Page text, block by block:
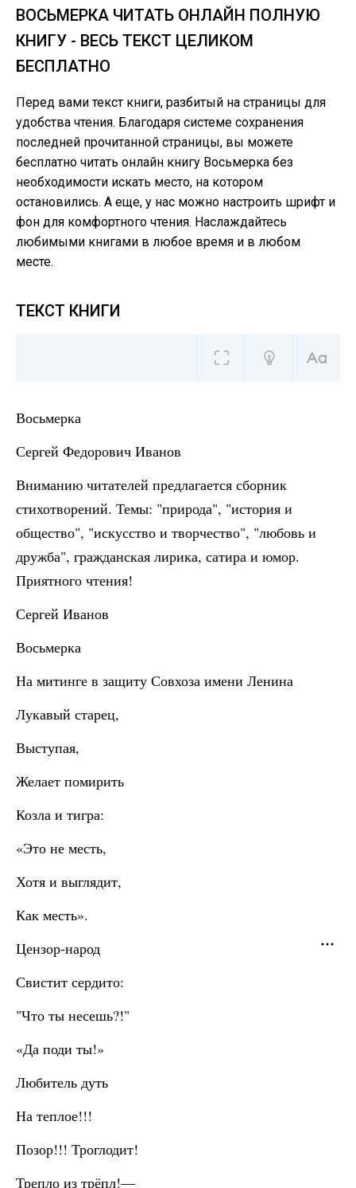
ВОСЬМЕРКА ЧИТАТЬ ОНЛАЙН ПОЛНУЮ
КНИГУ - ВЕСЬ ТЕКСТ ЦЕЛИКОМ
БЕСПЛАТНО
Перед вами текст книги, разбитый на страницы для
удобства чтения. Благодаря системе сохранения
последней прочитанной страницы, вы можете
бесплатно читать онлайн книгу Восьмерка без
необходимости искать место, на котором
остановились. А еще, у нас можно настроить шрифт и
фон для комфортного чтения. Наслаждайтесь
любимыми книгами в любое время и в любом
месте.
ТЕКСТ КНИГИ
Восьмерка
Сергей Федорович Иванов
Вниманию читателей предлагается сборник
стихотворений. Темы: "природа", "история и
общество", "искусство и творчество", "любовь и
дружба", гражданская лирика, сатира и юмор.
Приятного чтения!
Сергей Иванов
Восьмерка
На митинге в защиту Совхоза имени Ленина
Лукавый старец,
Выступая,
Желает помирить
Козла и тигра:
«Это не месть,
Хотя и выглядит,
Как месть».
Цензор-народ
Свистит сердито:
"Что ты несешь?!"
«Да поди ты!»
Любитель дуть
На теплое!!!
Позор!!! Троглодит!
Трепло из трёпл!—